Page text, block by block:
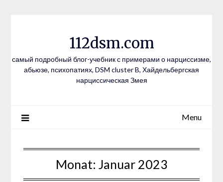
112dsm.com
самый подробный блог-учебник с примерами о нарциссизме,
абьюзе, психопатиях, DSM cluster B, Хайдельбергская
нарциссическая Змея
Menu
Monat: Januar 2023